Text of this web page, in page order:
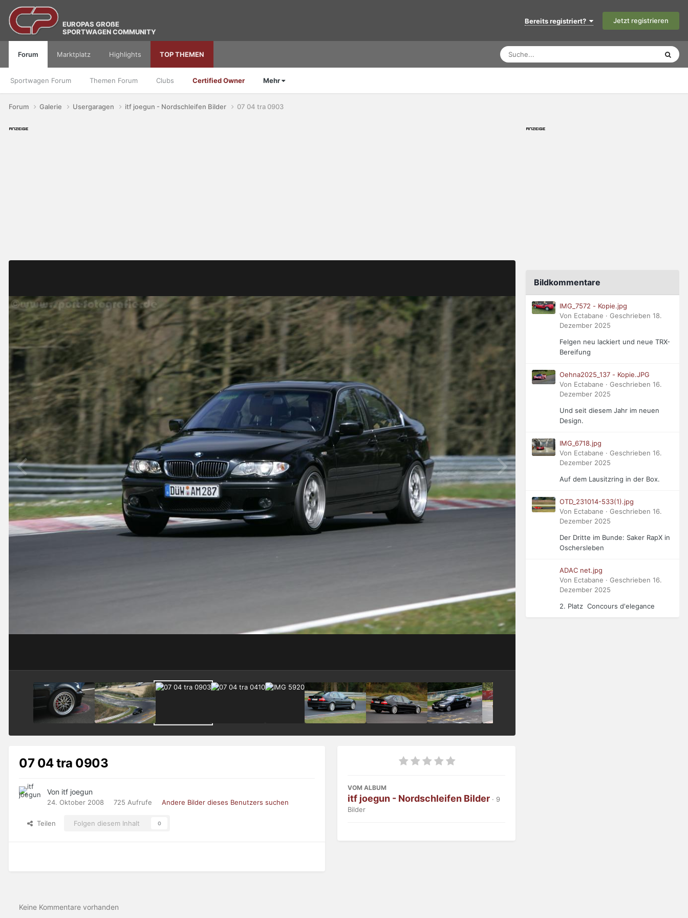
EUROPAS GROßE
SPORTWAGEN COMMUNITY
Bereits registriert? Jetzt registrieren
Forum
Sportwagen Forum Themen Forum Clubs Certified Owner Mehr
Marktplatz Highlights TOP THEMEN
Forum Galerie Usergaragen itf joegun - Nordschleifen Bilder 07 04 tra 0903
07 04 tra 0903
Von itf joegun
24. Oktober 2008 725 Aufrufe Andere Bilder dieses Benutzers suchen
Teilen Folgen diesem Inhalt 0
VOM ALBUM
itf joegun - Nordschleifen Bilder · 9
Bilder
Keine Kommentare vorhanden
Bildkommentare
IMG_7572 - Kopie.jpg
Von Ectabane · Geschrieben 18.
Dezember 2025
Felgen neu lackiert und neue TRX-
Bereifung
Oehna2025_137 - Kopie.JPG
Von Ectabane · Geschrieben 16.
Dezember 2025
Und seit diesem Jahr im neuen
Design.
IMG_6718.jpg
Von Ectabane · Geschrieben 16.
Dezember 2025
Auf dem Lausitzring in der Box.
OTD_231014-533(1).jpg
Von Ectabane · Geschrieben 16.
Dezember 2025
Der Dritte im Bunde: Saker RapX in
Oschersleben
ADAC net.jpg
Von Ectabane · Geschrieben 16.
Dezember 2025
2. Platz Concours d'elegance